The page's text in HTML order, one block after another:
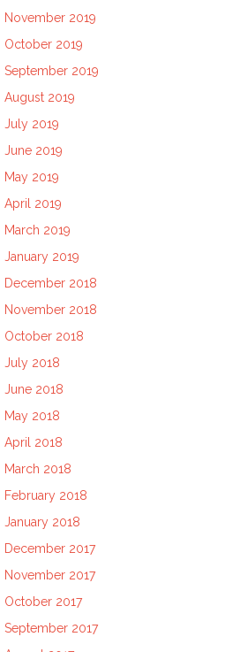
November 2019
October 2019
September 2019
August 2019
July 2019
June 2019
May 2019
April 2019
March 2019
January 2019
December 2018
November 2018
October 2018
July 2018
June 2018
May 2018
April 2018
March 2018
February 2018
January 2018
December 2017
November 2017
October 2017
September 2017